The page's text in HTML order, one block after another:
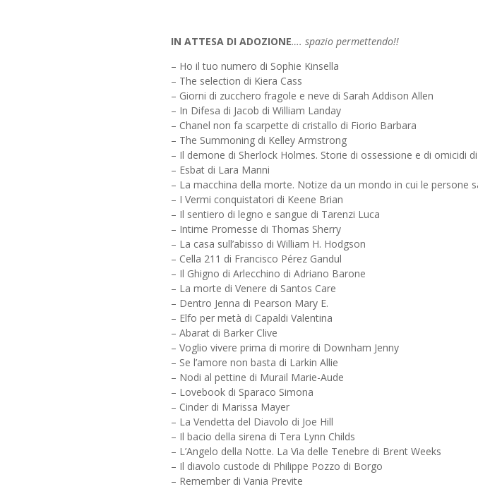
IN ATTESA DI ADOZIONE…. spazio permettendo!!
– Ho il tuo numero di Sophie Kinsella
– The selection di Kiera Cass
– Giorni di zucchero fragole e neve di Sarah Addison Allen
– In Difesa di Jacob di William Landay
– Chanel non fa scarpette di cristallo di Fiorio Barbara
– The Summoning di Kelley Armstrong
– Il demone di Sherlock Holmes. Storie di ossessione e di omicidi
– Esbat di Lara Manni
– La macchina della morte. Notize da un mondo in cui le persone
– I Vermi conquistatori di Keene Brian
– Il sentiero di legno e sangue di Tarenzi Luca
– Intime Promesse di Thomas Sherry
– La casa sull’abisso di William H. Hodgson
– Cella 211 di Francisco Pérez Gandul
– Il Ghigno di Arlecchino di Adriano Barone
– La morte di Venere di Santos Care
– Dentro Jenna di Pearson Mary E.
– Elfo per metà di Capaldi Valentina
– Abarat di Barker Clive
– Voglio vivere prima di morire di Downham Jenny
– Se l’amore non basta di Larkin Allie
– Nodi al pettine di Murail Marie-Aude
– Lovebook di Sparaco Simona
– Cinder di Marissa Mayer
– La Vendetta del Diavolo di Joe Hill
– Il bacio della sirena di Tera Lynn Childs
– L’Angelo della Notte. La Via delle Tenebre di Brent Weeks
– Il diavolo custode di Philippe Pozzo di Borgo
– Remember di Vania Previte